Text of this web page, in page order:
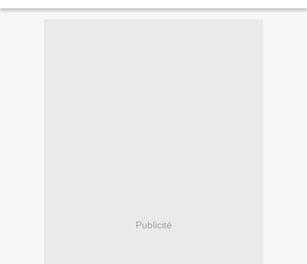
Publicité